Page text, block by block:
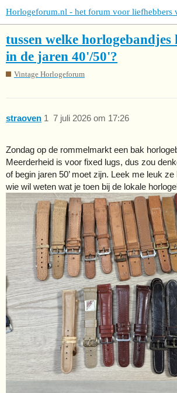
Horlogeforum.nl - het forum voor liefhebbers
tussen welke horlogebandjes
in de jaren 40'/50'?
Vintage Horlogeforum
straoven 7 juli 2026 om 17:26
1
Zondag op de rommelmarkt een bak
Meerderheid is voor fixed lugs, dus zou
of begin jaren 50’ moet zijn. Leek me leuk
wie wil weten wat je toen bij de lokale